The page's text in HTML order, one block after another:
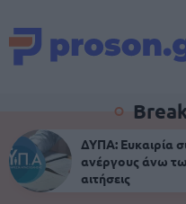
ΔΥΠΑ: Ευκαιρία
ανέργους άνω
αιτήσεις